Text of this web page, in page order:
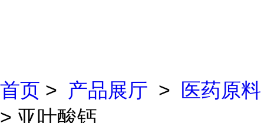
首页 > 产品展厅 >
医药原料
> 亚叶酸钙